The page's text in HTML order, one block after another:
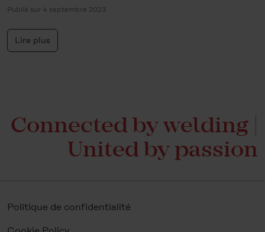
Publié sur 4 septembre 2023
Lire plus
Connected by welding |
United by passion
Politique de confidentialité